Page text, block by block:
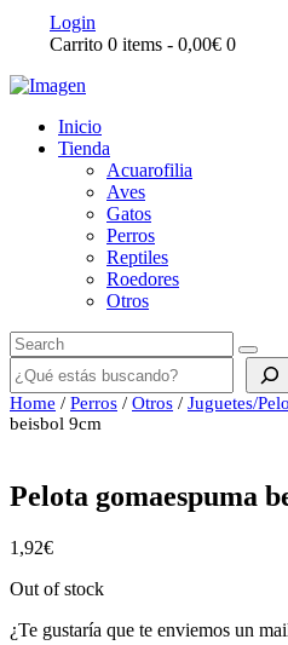
Login
Carrito 0 items - 0,00€ 0
Inicio
Tienda
Acuarofilia
Aves
Gatos
Perros
Reptiles
Roedores
Otros
Buscar
Home / Perros / Otros / Juguetes/
beisbol 9cm
Pelota gomaespuma
1,92€
Out of stock
¿Te gustaría que te enviemos un